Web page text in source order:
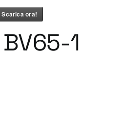
Scarica ora!
1